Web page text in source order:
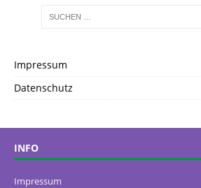
Impressum
Datenschutz
INFO
Impressum